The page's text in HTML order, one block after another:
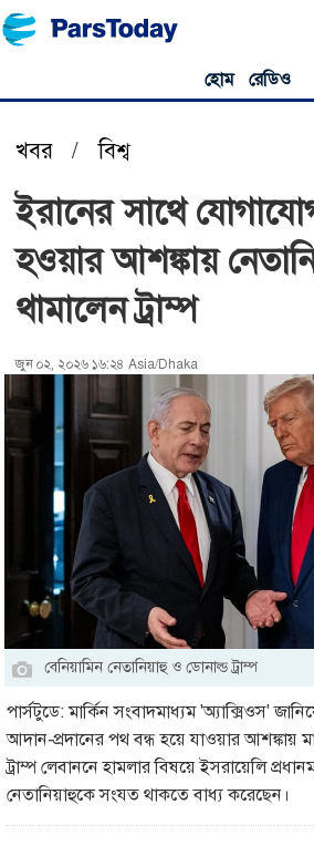
হোম রেডিও
খবর / বিশ্ব
ইরানের সাথে যোগাযোগ
হওয়ার আশঙ্কায়
থামালেন ট্রাম্প
জুন ০২, ২০২৬ ১৬:২৪ Asia/Dhaka
বেনিয়ামিন নেতানিয়াহু ও ডোনাল্ড ট্রাম্প
পার্সটুডে: মার্কিন সংবাদমাধ্যম 'অ্যাক্সিওস'
আদান-প্রদানের পথ বন্ধ হয়ে যাওয়ার আশঙ্কায়
ট্রাম্প লেবাননে হামলার বিষয়ে ইসরায়েলি
নেতানিয়াহুকে সংযত থাকতে বাধ্য করেছেন।